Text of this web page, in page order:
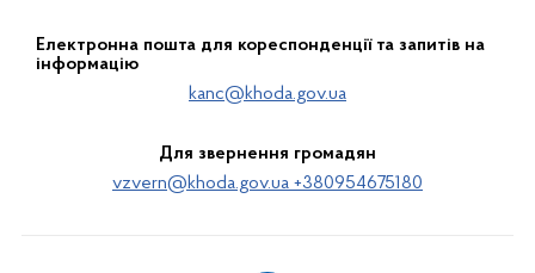
Електронна пошта для кореспонденції та запитів на
інформацію
kanc@khoda.gov.ua
Для звернення громадян
vzvern@khoda.gov.ua +380954675180